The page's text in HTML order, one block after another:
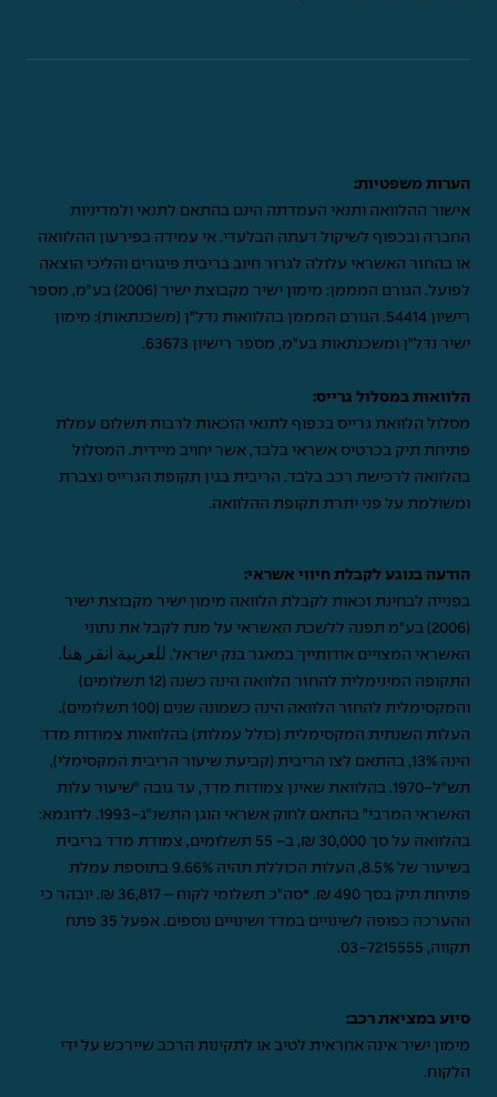
הערות משפטיות:
אישור ההלוואה ותנאי העמדתה הינם בהתאם לתנאי ולמדיניות
החברה ובכפוף לשיקול דעתה הבלעדי. אי עמידה בפירעון ההלוואה
או בהחזר האשראי עלולה לגרור חיוב בריבית פיגורים והליכי הוצאה
לפועל. הגורם המממן: מימון ישיר מקבוצת ישיר (2006) בע"מ, מספר
רישיון 54414. הגורם המממן בהלוואות נדל"ן (משכנתאות): מימון
ישיר נדל"ן ומשכנתאות בע"מ, מספר רישיון 63673.
הלוואות במסלול גרייס:
מסלול הלוואת גרייס בכפוף לתנאי הזכאות לרבות תשלום עמלת
פתיחת תיק בכרטיס אשראי בלבד, אשר יחויב מיידית. המסלול
בהלוואה לרכישת רכב בלבד. הריבית בגין תקופת הגרייס נצברת
ומשולמת על פני יתרת תקופת ההלוואה.
הודעה בנוגע לקבלת חיווי אשראי:
בפנייה לבחינת זכאות לקבלת הלוואה מימון ישיר מקבוצת ישיר
(2006) בע"מ תפנה ללשכת האשראי על מנת לקבל את נתוני
האשראי המצויים אודותייך במאגר בנק ישראל. للعربية انقر هنا.
התקופה המינימלית להחזר הלוואה הינה כשנה (12 תשלומים)
והמקסימלית להחזר הלוואה הינה כשמונה שנים (100 תשלומים).
העלות השנתית המקסימלית (כולל עמלות) בהלוואות צמודות מדד
הינה 13%, בהתאם לצו הריבית (קביעת שיעור הריבית המקסימלי),
תש"ל-1970. בהלוואת שאינן צמודות מדד, עד גובה "שיעור עלות
האשראי המרבי" בהתאם לחוק אשראי הוגן התשנ"ג-1993. לדוגמא:
בהלוואה על סך 30,000 ₪, ב- 55 תשלומים, צמודת מדד בריבית
בשיעור של 8.5%, העלות הכוללת תהיה 9.66% בתוספת עמלת
פתיחת תיק בסך 490 ₪. *סה"כ תשלומי לקוח – 36,817 ₪. יובהר כי
ההערכה כפופה לשינויים במדד ושינויים נוספים. אפעל 35 פתח
תקווה, 03-7215555
.
סיוע במציאת רכב:
מימון ישיר אינה אחראית לטיב או לתקינות הרכב שיירכש על ידי
הלקוח.